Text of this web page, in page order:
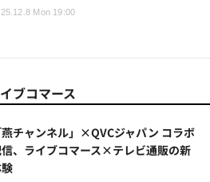
Mon 19:00
ブコマース
燕チャンネル」×QVCジャパン コラボ
、ライブコマース×テレビ通販の新